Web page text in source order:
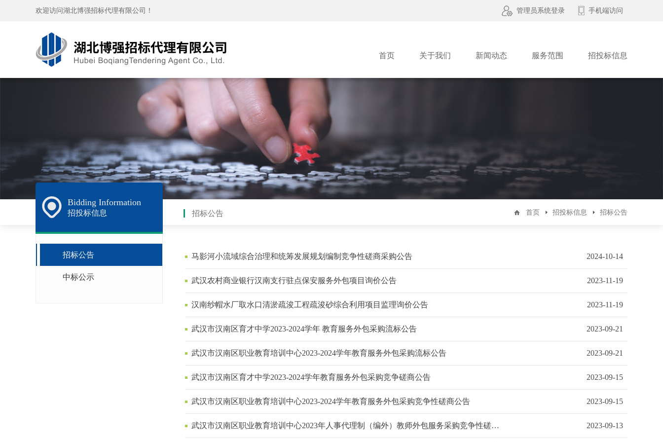
欢迎访问湖北博强招标代理有限公司！ 手机端访问
管理员系统登录
首页 关于我们 新闻动态 服务范围 招投标信息
招标公告 首页 招投标信息 招标公告
Bidding Information
招投标信息
招标公告
中标公示
马影河小流域综合治理和统筹发展规划编制竞争性磋商采购公告 2024-10-14
武汉农村商业银行汉南支行驻点保安服务外包项目询价公告 2023-11-19
汉南纱帽水厂取水口清淤疏浚工程疏浚砂综合利用项目监理询价公告 2023-11-19
武汉市汉南区育才中学2023-2024学年 教育服务外包采购流标公告 2023-09-21
武汉市汉南区职业教育培训中心2023-2024学年教育服务外包采购流标公告 2023-09-21
武汉市汉南区育才中学2023-2024学年教育服务外包采购竞争磋商公告 2023-09-15
武汉市汉南区职业教育培训中心2023-2024学年教育服务外包采购竞争性磋商公告 2023-09-15
武汉市汉南区职业教育培训中心2023年人事代理制（编外）教师外包服务采购竞争性磋商终止公告 2023-09-13